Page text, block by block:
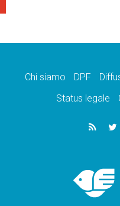
Chi siamo DPF
Status legale